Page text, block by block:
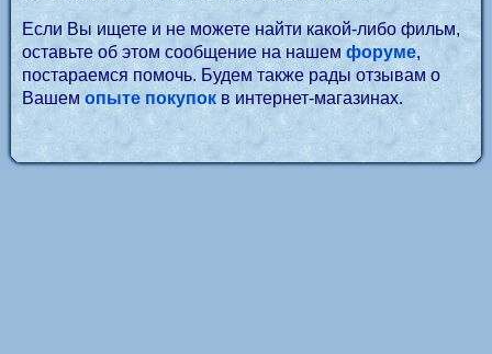
Если Вы ищете и не можете найти какой-либо фильм,
оставьте об этом сообщение на нашемфоруме,
постараемся помочь. Будем также рады отзывам о
Вашемопыте покупок в интернет-магазинах.